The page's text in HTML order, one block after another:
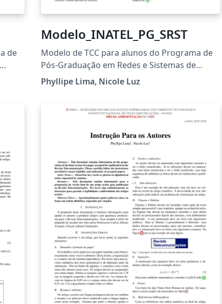
de
Modelo_INATEL_PG_SRST
Modelo de TCC para alunos do Programa de
Pós-Graduação em Redes e Sistemas de
Telecomunicações
Phyllipe Lima, Nicole Luz